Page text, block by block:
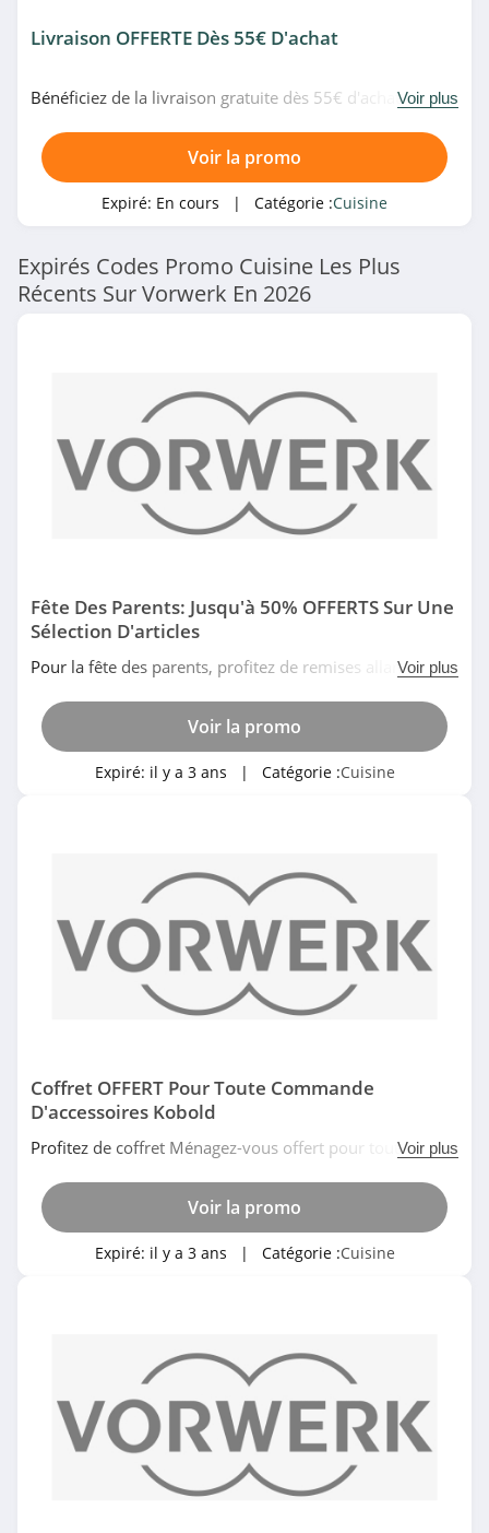
Livraison OFFERTE Dès 55€ D'achat
Bénéficiez de la livraison gratuite dès 55€ d'achat chez
Voir plus
Voir la promo
Expiré: En cours | Catégorie :Cuisine
Expirés Codes Promo Cuisine Les Plus
Récents Sur Vorwerk En 2026
Fête Des Parents: Jusqu'à 50% OFFERTS Sur Une
Sélection D'articles
Pour la fête des parents, profitez de remises allant
Pas de temps à perdre!
Voir plus
Voir la promo
Expiré: il y a 3 ans | Catégorie :Cuisine
Coffret OFFERT Pour Toute Commande
D'accessoires Kobold
Profitez de coffret Ménagez-vous offert pour toute
temps à perdre!
Voir plus
Voir la promo
Expiré: il y a 3 ans | Catégorie :Cuisine